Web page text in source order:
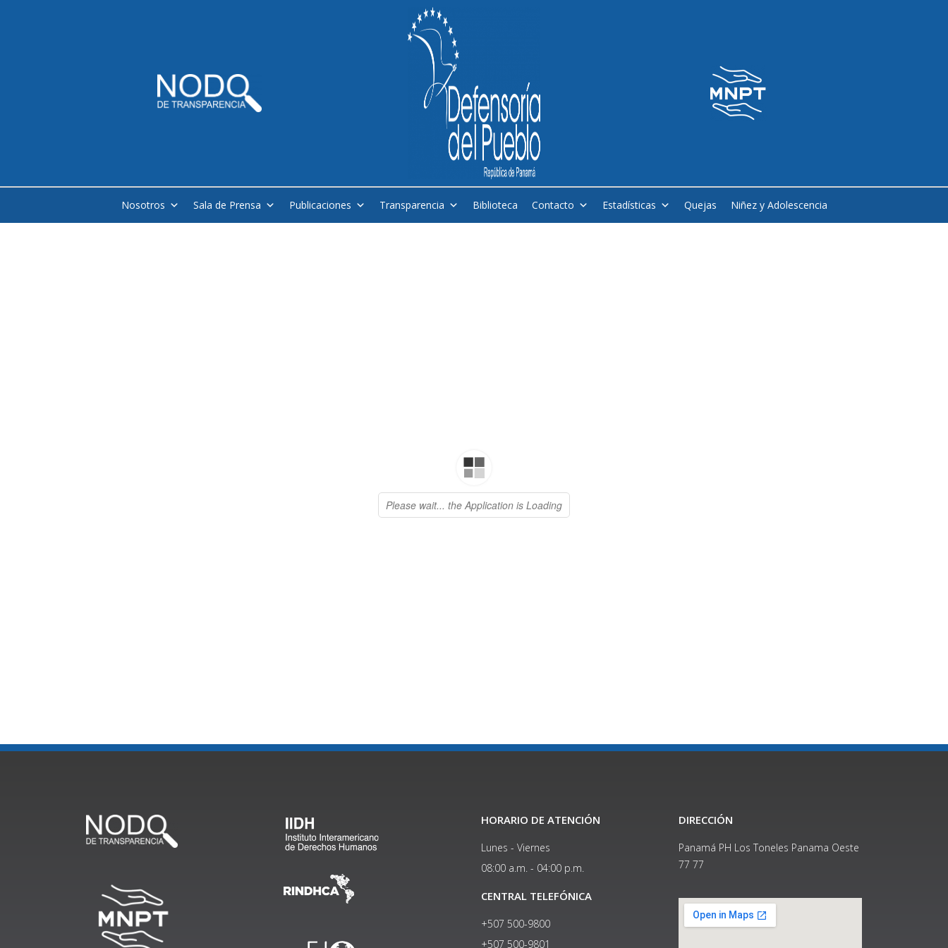
Nosotros Sala de Prensa Publicaciones Transparencia Biblioteca Contacto Estadísticas Quejas Niñez y Adolescencia
HORARIO DE ATENCIÓN
Lunes - Viernes
08:00 a.m. - 04:00 p.m.
CENTRAL TELEFÓNICA
+507 500-9800
+507 500-9801​
DIRECCIÓN
Panamá PH Los Toneles Panama Oeste
77 77